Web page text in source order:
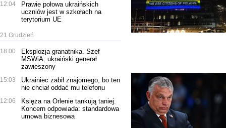
12:04
Prawie połowa ukraińskich
uczniów jest w szkołach na
terytorium UE
21 Grudzień
18:00
Eksplozja granatnika. Szef
MSWiA: ukraiński generał
zawieszony
15:03
Ukrainiec zabił znajomego, bo ten
nie chciał oddać mu telefonu
12:06
Księża na Orlenie tankują taniej.
Koncern odpowiada: standardowa
umowa biznesowa